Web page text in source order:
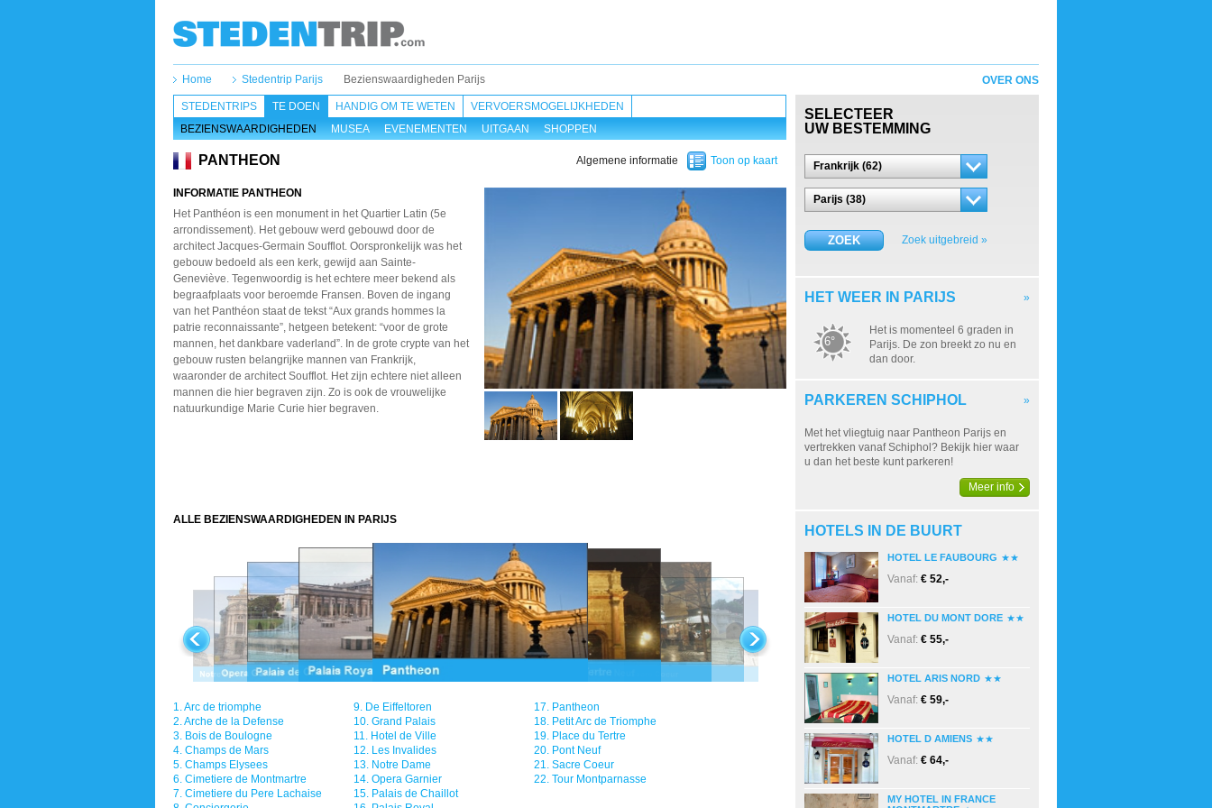
Home Stedentrip Parijs Bezienswaardigheden Parijs
STEDENTRIPS
TE DOEN
BEZIENSWAARDIGHEDEN
MUSEA EVENEMENTEN UITGAAN SHOPPEN
HANDIG OM TE WETEN VERVOERSMOGELIJKHEDEN
PANTHEON
INFORMATIE PANTHEON
Het Panthéon is een monument in het Quartier Latin (5e
arrondissement). Het gebouw werd gebouwd door de
architect Jacques-Germain Soufflot. Oorspronkelijk was het
gebouw bedoeld als een kerk, gewijd aan Sainte-
Geneviève. Tegenwoordig is het echtere meer bekend als
begraafplaats voor beroemde Fransen. Boven de ingang
van het Panthéon staat de tekst “Aux grands hommes la
patrie reconnaissante”, hetgeen betekent: “voor de grote
mannen, het dankbare vaderland”. In de grote crypte van het
gebouw rusten belangrijke mannen van Frankrijk,
waaronder de architect Soufflot. Het zijn echtere niet alleen
mannen die hier begraven zijn. Zo is ook de vrouwelijke
natuurkundige Marie Curie hier begraven.
ALLE BEZIENSWAARDIGHEDEN IN PARIJS
1.Arc de triomphe
2.Arche de la Defense
3. Bois de Boulogne
4. Champs de Mars
5. Champs Elysees
6. Cimetiere de Montmartre
7. Cimetiere du Pere Lachaise
9. De Eiffeltoren
10. Grand Palais
11. Hotel de Ville
12. Les Invalides
13. Notre Dame
14. Opera Garnier
15. Palais de Chaillot
17. Pantheon
18. Petit Arc de Triomphe
19. Place du Tertre
20. Pont Neuf
21. Sacre Coeur
22. Tour Montparnasse
Toon op kaart
Algemene informatie
OVER ONS
SELECTEER
UW BESTEMMING
Frankrijk (62)
Parijs (38)
ZOEK Zoek uitgebreid »
HET WEER IN PARIJS »
6°
Het is momenteel 6 graden in
Parijs. De zon breekt zo nu en
dan door.
PARKEREN SCHIPHOL »
Met het vliegtuig naar Pantheon Parijs en
vertrekken vanaf Schiphol? Bekijk hier waar
u dan het beste kunt parkeren!
Meer info
HOTELS IN DE BUURT
HOTEL LE FAUBOURG
Vanaf: € 52,-
HOTEL DU MONT DORE
Vanaf: € 55,-
HOTEL ARIS NORD
Vanaf: € 59,-
HOTEL D AMIENS
Vanaf: € 64,-
MY HOTEL IN FRANCE